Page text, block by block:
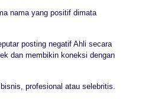
nama yang positif dimata
posting negatif Ahli secara
dan membikin koneksi dengan
profesional atau selebritis.